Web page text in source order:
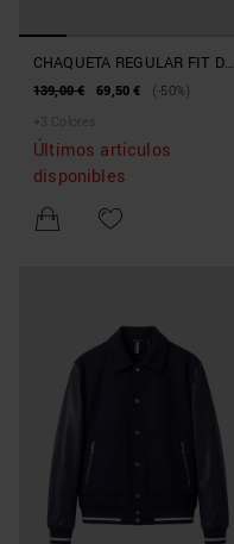
CHAQUETA REGULAR FIT DE
TEJIDO TÉCNICO
139,00 € 69,50 €
(-50%)
+ 3 Colores
Últimos artículos
disponibles